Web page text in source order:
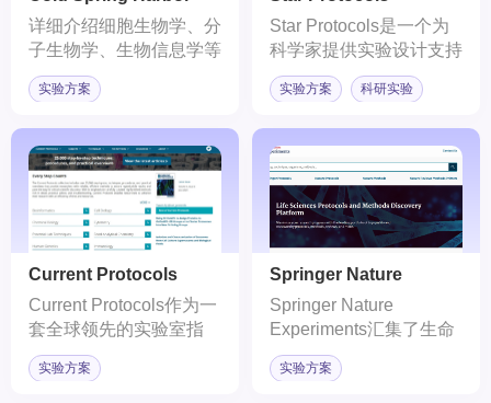
Protocols
详细介绍细胞生物学、分
子生物学、生物信息学等
领域的实验方法
实验方案
Star Protocols是一个为
科学家提供实验设计支持
的在线平台。不仅包括了
实验的整个过程，还提供
键设备表、详细步骤方
法、预期成果、局限性、
故障排除、参考文章信息
等一系列内容，为科研人
员提供了全面的指导和支
持。
实验方案 科研实验
Current Protocols
Current Protocols作为一
套全球领先的实验室指
南，为科研工作者提供了
一个全面、权威的实验技
实验方案
Springer Nature
Experiments
Springer Nature
Experiments汇集了生命
科学领域实验室指南和方
法相关的最广泛的资源。
实验方案